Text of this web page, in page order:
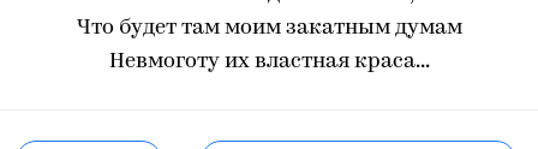
Что будет там моим закатным думам
Невмоготу их властная краса...